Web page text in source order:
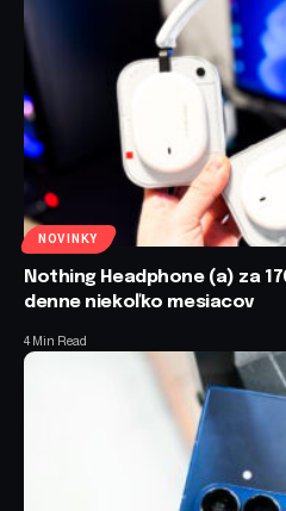
NOVINKY
Nothing Headphone (a) za
denne niekoľko mesiacov
4 Min Read